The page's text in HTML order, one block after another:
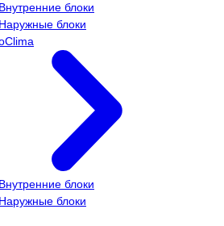
Внутренние блоки
Наружные блоки
Внутренние блоки
Наружные блоки